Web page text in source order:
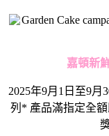
嘉頓新
2025年9月 1 日至9月
列 * 產品滿指定全